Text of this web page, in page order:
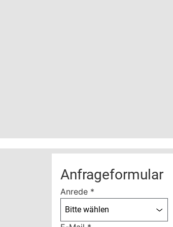
Anfrageformular
Anrede *
Bitte wählen